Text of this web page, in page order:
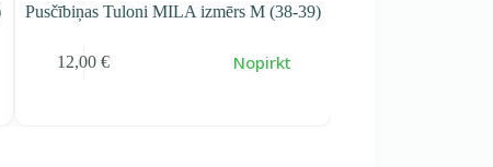
Pusčībiņas Tuloni MILA izmērs M (38-39)
12,00€ Nopirkt